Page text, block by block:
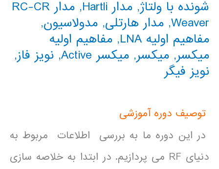
شونده با ولتاژ, مدار Hartli ,
مدار RC-CR
Weaver
, مدار هارتلی, مدولاسیون,
مفاهیم اولیه LNA
, مفاهیم اولیه
میکسر, میکسر, میکسر Active , نویز فاز,
نویز فیگر
توصیف دوره آموزشی
در این دوره ما به بررسی اطلاعات مربوط به
دنیای RF می پردازیم. در ابتدا به خلاصه سازی